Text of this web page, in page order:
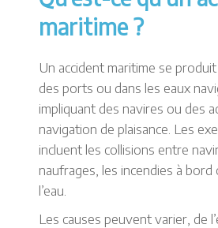
maritime ?
Un accident maritime se
des ports ou dans les eaux
impliquant des navires ou des
navigation de plaisance. Les
incluent les collisions entre
naufrages, les incendies à bord
l’eau.
Les causes peuvent varier, de